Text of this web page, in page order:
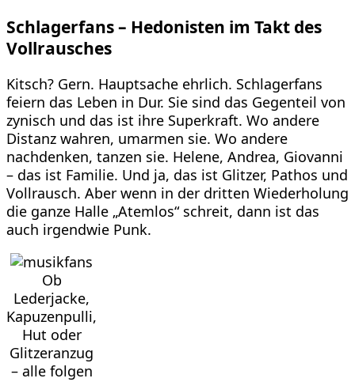
Schlagerfans – Hedonisten im Takt des
Vollrausches
Kitsch? Gern. Hauptsache ehrlich. Schlagerfans
feiern das Leben in Dur. Sie sind das Gegenteil von
zynisch und das ist ihre Superkraft. Wo andere
Distanz wahren, umarmen sie. Wo andere
nachdenken, tanzen sie. Helene, Andrea, Giovanni
– das ist Familie. Und ja, das ist Glitzer, Pathos und
Vollrausch. Aber wenn in der dritten Wiederholung
die ganze Halle „Atemlos“ schreit, dann ist das
auch irgendwie Punk.
Ob
Lederjacke,
Kapuzenpulli,
Hut oder
Glitzeranzug
– alle folgen